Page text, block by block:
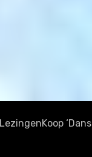
LezingenKoop